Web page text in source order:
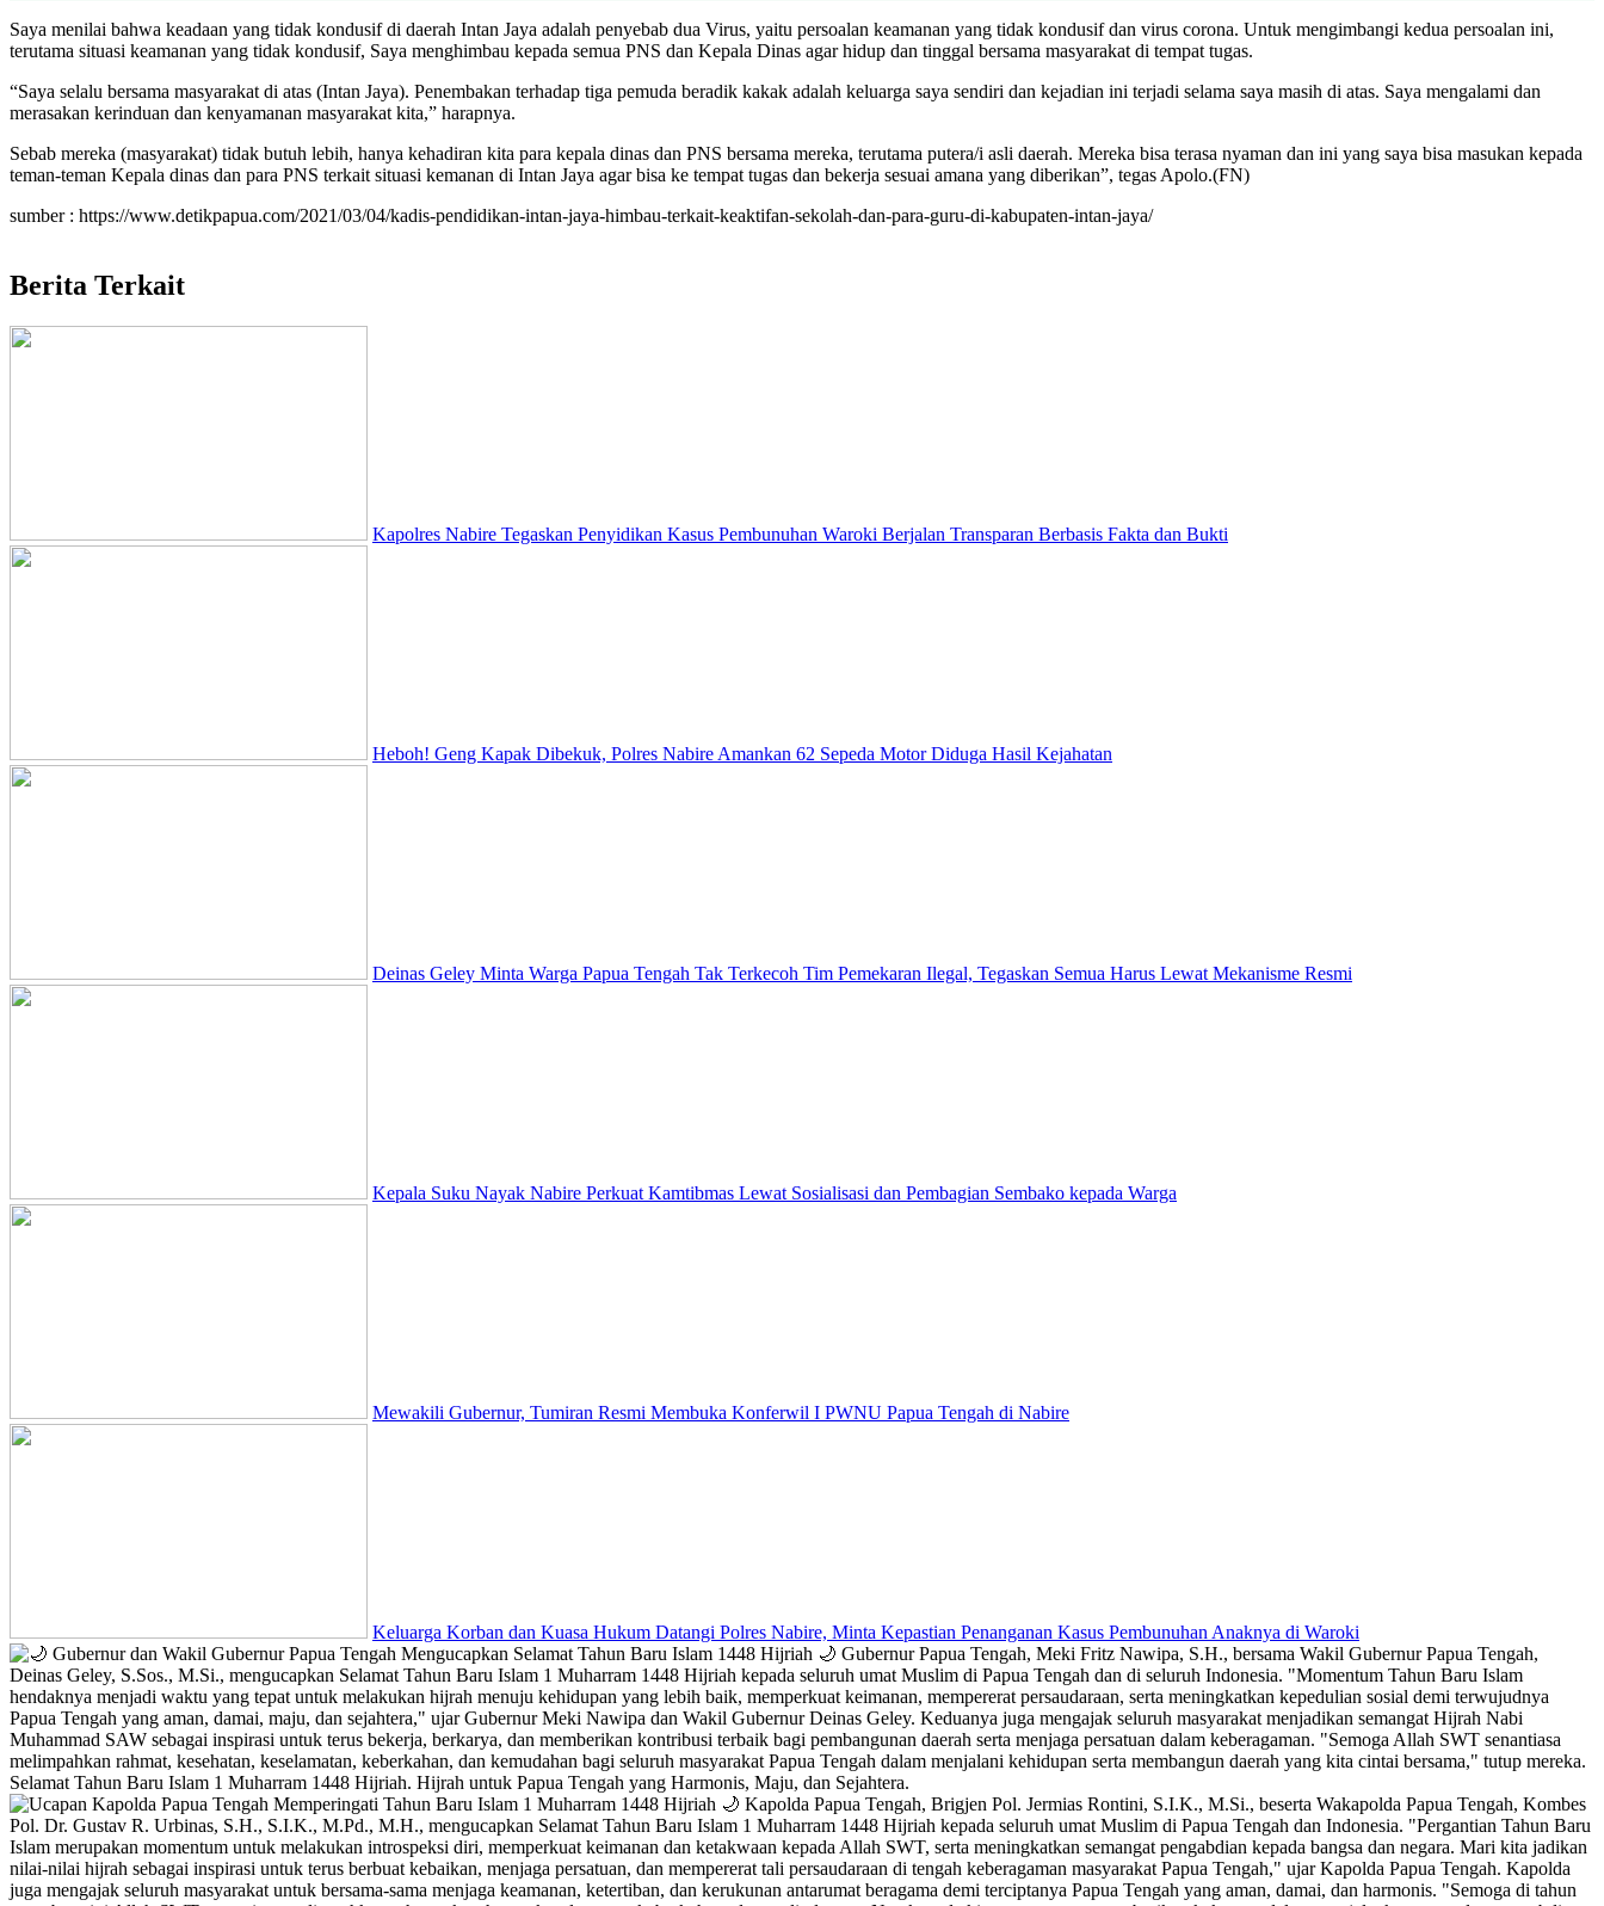
Saya menilai bahwa keadaan yang tidak kondusif di daerah Intan Jaya adalah penyebab dua Virus, yaitu persoalan keamanan yang tidak kondusif dan virus corona. Untuk mengimbangi kedua persoalan ini,
terutama situasi keamanan yang tidak kondusif, Saya menghimbau kepada semua PNS dan Kepala Dinas agar hidup dan tinggal bersama masyarakat di tempat tugas.
“Saya selalu bersama masyarakat di atas (Intan Jaya). Penembakan terhadap tiga pemuda beradik kakak adalah keluarga saya sendiri dan kejadian ini terjadi selama saya masih di atas. Saya mengalami dan
merasakan kerinduan dan kenyamanan masyarakat kita,” harapnya.
Sebab mereka (masyarakat) tidak butuh lebih, hanya kehadiran kita para kepala dinas dan PNS bersama mereka, terutama putera/i asli daerah. Mereka bisa terasa nyaman dan ini yang saya bisa masukan kepada
teman-teman Kepala dinas dan para PNS terkait situasi kemanan di Intan Jaya agar bisa ke tempat tugas dan bekerja sesuai amana yang diberikan”, tegas Apolo.(FN)
sumber : https://www.detikpapua.com/2021/03/04/kadis-pendidikan-intan-jaya-himbau-terkait-keaktifan-sekolah-dan-para-guru-di-kabupaten-intan-jaya/
Berita Terkait
Kapolres Nabire Tegaskan Penyidikan Kasus Pembunuhan Waroki Berjalan Transparan Berbasis Fakta dan Bukti
Heboh! Geng Kapak Dibekuk, Polres Nabire Amankan 62 Sepeda Motor Diduga Hasil Kejahatan
Deinas Geley Minta Warga Papua Tengah Tak Terkecoh Tim Pemekaran Ilegal, Tegaskan Semua Harus Lewat Mekanisme Resmi
Kepala Suku Nayak Nabire Perkuat Kamtibmas Lewat Sosialisasi dan Pembagian Sembako kepada Warga
Mewakili Gubernur, Tumiran Resmi Membuka Konferwil I PWNU Papua Tengah di Nabire
Keluarga Korban dan Kuasa Hukum Datangi Polres Nabire, Minta Kepastian Penanganan Kasus Pembunuhan Anaknya di Waroki